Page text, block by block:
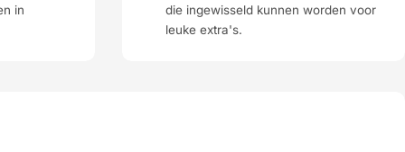
in
die ingewisseld kunnen worden voor
leuke extra's.